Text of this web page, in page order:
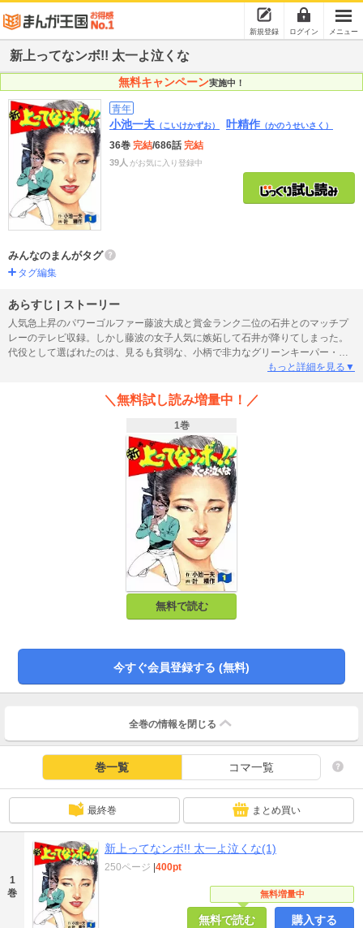
新規登録 ログイン メニュー
新上ってなンボ!! 太一よ泣くな
無料キャンペーン実施中！
青年
小池一夫 （こいけかずお） 叶精作 （かのうせいさく）
36巻 完結/686話完結
39人 がお気に入り登録中
みんなのまんがタグ
タグ編集
あらすじ | ストーリー
人気急上昇のパワーゴルファー藤波大成と賞金ランク二位の石井とのマッチプ
レーのテレビ収録。しかし藤波の女子人気に嫉妬して石井が降りてしまった。
代役として選ばれたのは、見るも貧弱な、小柄で非力なグリーンキーパー・川
端太一だった！前作の主人公・前野キンゾーの豪快ゴルフを相手に、非力なが
登場！ゴルフは上がってなンボ！並み居る強豪相手に非力な太一が勝負を挑
もっと詳細を見る▼
＼無料試し読み増量中！／
1巻
無料で読む
今すぐ会員登録する (無料)
全巻の情報を 閉じる
巻一覧 コマ一覧
最終巻 まとめ買い
1
巻
新上ってなンボ!! 太一よ泣くな(1)
無料増量中
250ページ 400pt
無料で読む 購入する